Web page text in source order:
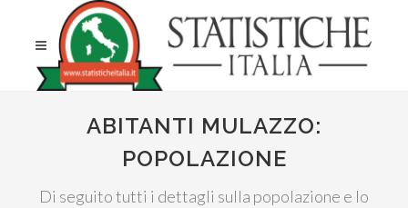
ABITANTI MULAZZO:
POPOLAZIONE
Di seguito tutti i dettagli sulla popolazione e lo